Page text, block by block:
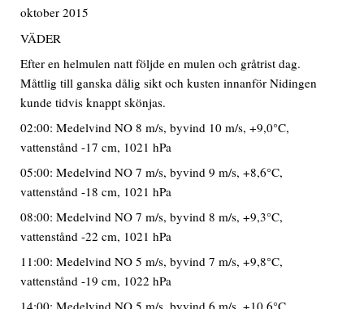
oktober 2015
VÄDER
Efter en helmulen natt följde en mulen och gråtrist dag.
Måttlig till ganska dålig sikt och kusten innanför Nidingen
kunde tidvis knappt skönjas.
02:00: Medelvind NO 8 m/s, byvind 10 m/s, +9,0°C,
vattenstånd -17 cm, 1021 hPa
05:00: Medelvind NO 7 m/s, byvind 9 m/s, +8,6°C,
vattenstånd -18 cm, 1021 hPa
08:00: Medelvind NO 7 m/s, byvind 8 m/s, +9,3°C,
vattenstånd -22 cm, 1021 hPa
11:00: Medelvind NO 5 m/s, byvind 7 m/s, +9,8°C,
vattenstånd -19 cm, 1022 hPa